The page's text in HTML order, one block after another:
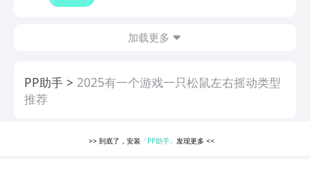
加载更多
PP助手
2025有一个游戏一只松鼠左右摇动类型
推荐
>> 到底了，安装 「PP助手」发现更多<<